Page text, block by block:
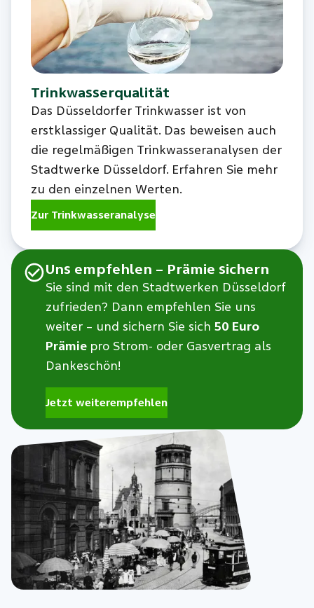
Trinkwasserqualität
Das Düsseldorfer Trinkwasser ist von
erstklassiger Qualität. Das beweisen auch
die regelmäßigen Trinkwasseranalysen der
Stadtwerke Düsseldorf. Erfahren Sie mehr
zu den einzelnen Werten.
Zur Trinkwasseranalyse
Uns empfehlen – Prämie sichern
Sie sind mit den Stadtwerken Düsseldorf
zufrieden? Dann empfehlen Sie uns
weiter – und sichern Sie sich 50 Euro
Prämie pro Strom- oder Gasvertrag als
Dankeschön!
Jetzt weiterempfehlen